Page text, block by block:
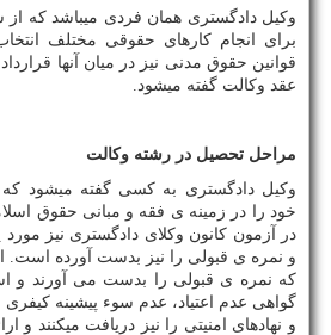
وکیل دادگستری همان فردی میباشد
برای انجام کارهای حقوقی مختلف
قوانین حقوق مدنی نیز در میان آنها
عقد وکالت گفته میشود.
مراحل تحصیل در رشته وکالت
وکیل دادگستری به کسی گفته میشود
خود را در زمینه ی فقه و مبانی حقوق
در آزمون کانون وکلای دادگستری نیز
و نمره ی قبولی را نیز بدست آورده است.
که نمره ی قبولی را بدست می آورند و
گواهی عدم اعتیاد، عدم سوء پیشینه
و نهاد‌های امنیتی را نیز دریافت میکنند و